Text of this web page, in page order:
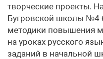
творческие проекты.
Бугровской школы №4
методики повышения
на уроках русского
заданий в начальной